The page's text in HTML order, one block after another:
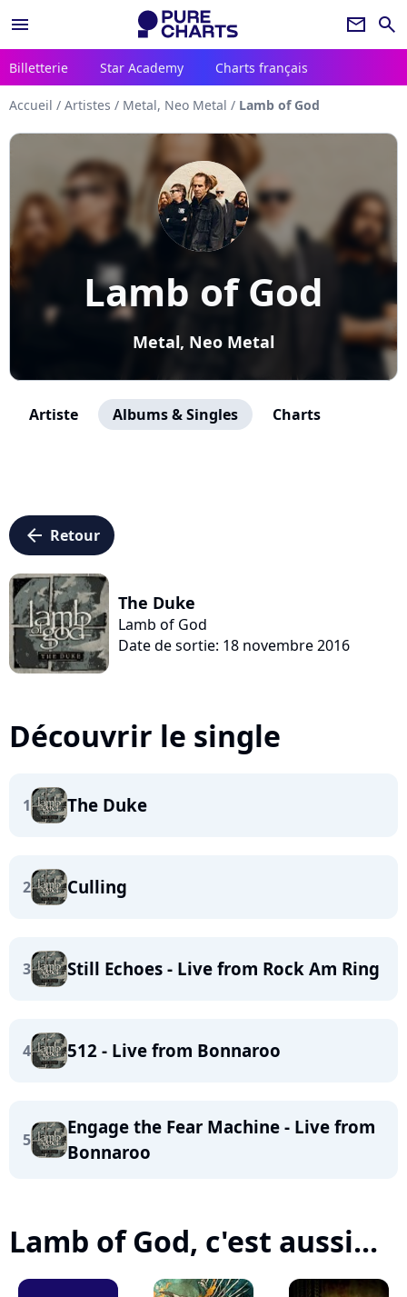
menu newsletter search
Billetterie Star Academy Charts français
Accueil / Artistes / Metal, Neo Metal / Lamb of God
Lamb of God
Metal, Neo Metal
Artiste Albums & Singles Charts
arrow_left Retour
The Duke
Lamb of God
Date de sortie: 18 novembre 2016
Découvrir le single
1 The Duke
2 Culling
3 Still Echoes - Live from Rock Am Ring
4 512 - Live from Bonnaroo
5
Engage the Fear Machine - Live from
Bonnaroo
Lamb of God, c'est aussi...